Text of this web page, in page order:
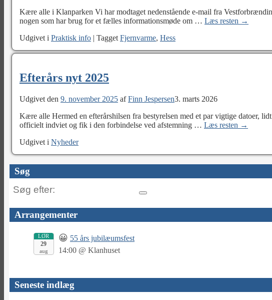
Kære alle i Klanparken Vi har modtaget nedenstående e-mail fra
nogen som har brug for et fælles informationsmøde om … Læs resten →
Udgivet i Praktisk info | Tagget Fjernvarme, Hess
Efterårs nyt 2025
Udgivet den 9. november 2025 afFinn Jespersen3. marts 2026
Kære alle Hermed en efterårshilsen fra bestyrelsen med et par vigtige datoer,
officielt indviet og fik i den forbindelse ved afstemning … Læs resten →
Udgivet i Nyheder
Søg
Søg
Arrangementer
LØR
29
aug
😀 55 års jubilæumsfest
14:00 @ Klanhuset
Seneste indlæg